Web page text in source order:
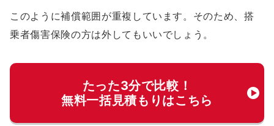
このように補償範囲が重複しています。そのため、搭
乗者傷害保険の方は外してもいいでしょう。
たった3分で比較！
無料一括見積もりはこちら